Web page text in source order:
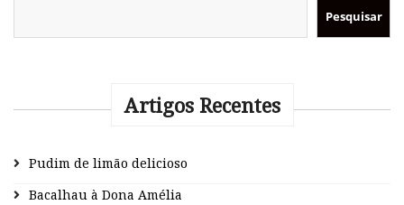
Pesquisar
Artigos Recentes
Pudim de limão delicioso
Bacalhau à Dona Amélia